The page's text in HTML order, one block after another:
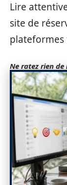
Lire
site de
plateformes
Ne ratez rien de